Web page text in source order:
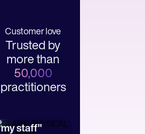
Customer love
Trusted by
more than
50,000
practitioners
my staff"
saves me 2